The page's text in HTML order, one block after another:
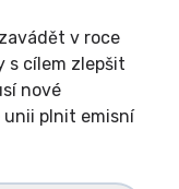
v roce
s cílem zlepšit
nové
unii plnit emisní